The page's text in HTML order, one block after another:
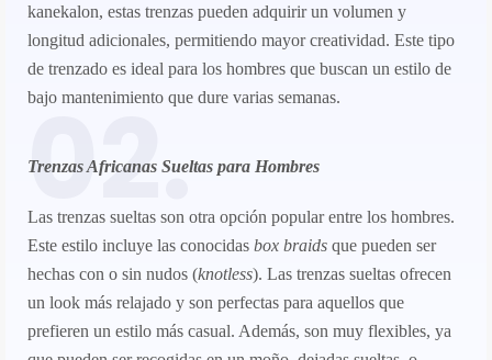
kanekalon, estas trenzas pueden adquirir un volumen y
longitud adicionales, permitiendo mayor creatividad. Este tipo
de trenzado es ideal para los hombres que buscan un estilo de
bajo mantenimiento que dure varias semanas.
02.
Trenzas Africanas Sueltas para Hombres
Las trenzas sueltas son otra opción popular entre los hombres.
Este estilo incluye las conocidas box braidsque pueden ser
hechas con o sin nudos (knotless). Las trenzas sueltas ofrecen
un look más relajado y son perfectas para aquellos que
prefieren un estilo más casual. Además, son muy flexibles, ya